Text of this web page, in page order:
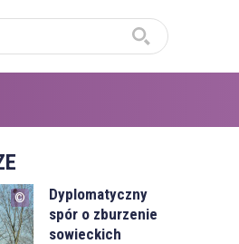
Dyplomatyczny
spór o zburzenie
sowieckich